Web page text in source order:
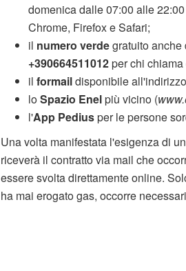
domenica dalle 07:00 alle
Chrome, Firefox e Safari;
il numero verdegratuito
+390664511012per chi
il formaildisponibile all'indirizzo
loSpazio Enelpiù vicino (
l'App Pediusper le persone
Una volta manifestata l'esigenza di un
riceverà il contratto via mail che
essere svolta direttamente online.
ha mai erogato gas, occorre